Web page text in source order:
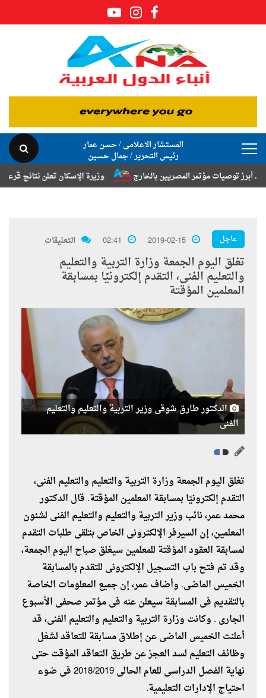
المستشار الاعلامى / حسن عمار
رئيس التحرير / جمال حسين
وزيرة الإسكان تعلن نتائج قرعة تخصيص
مؤتمر المصريين بالخارج
عاجل 2019-02-15
02:41 التعليقات
تغلق اليوم الجمعة وزارة التربية والتعليم
والتعليم الفنى، التقدم إلكترونيًا بمسابقة
المعلمين المؤقتة
الدكتور طارق شوقى وزير التربية والتعليم والتعليم
الفنى
تغلق اليوم الجمعة وزارة التربية والتعليم والتعليم الفنى،
التقدم إلكترونيًا بمسابقة المعلمين المؤقتة. قال الدكتور
محمد عمر، نائب وزير التربية والتعليم والتعليم الفنى لشئون
المعلمين، إن السيرفر الإلكترونى الخاص بتلقى طلبات التقدم
لمسابقة العقود المؤقتة للمعلمين سيغلق صباح اليوم الجمعة،
وقد تم فتح باب التسجيل الإلكترونى للتقدم بالمسابقة
الخميس الماضى. وأضاف عمر، إن جميع المعلومات الخاصة
بالتقديم فى المسابقة سيعلن عنه فى مؤتمر صحفى الأسبوع
الجارى . وكانت وزارة التربية والتعليم والتعليم الفنى، قد
أعلنت الخميس الماضى عن إطلاق مسابقة للتعاقد لشغل
وظائف التعليم لسد العجز عن طريق التعاقد المؤقت حتى
نهاية الفصل الدراسى للعام الحالى 2018/2019 فى ضوء
احتياج الإدارات التعليمية.